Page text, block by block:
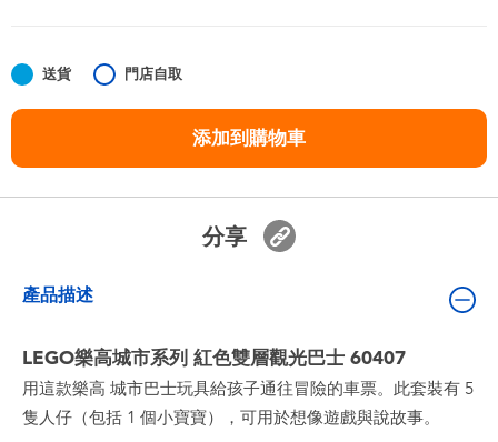
盲盒
生活精品
送貨 門店自取
添加到購物車
分享
產品描述
LEGO樂高城市系列 紅色雙層觀光巴士 60407
用這款樂高 城市巴士玩具給孩子通往冒險的車票。此套裝有 5
隻人仔（包括 1 個小寶寶），可用於想像遊戲與說故事。